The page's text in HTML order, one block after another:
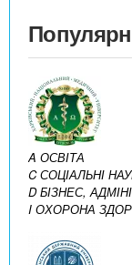
A ОСВІТА
C СОЦІАЛЬНІ
D БІЗНЕС,
I ОХОРОНА